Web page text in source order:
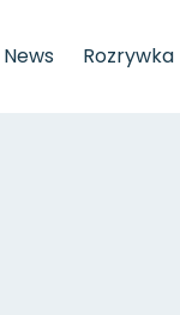
News Rozrywka